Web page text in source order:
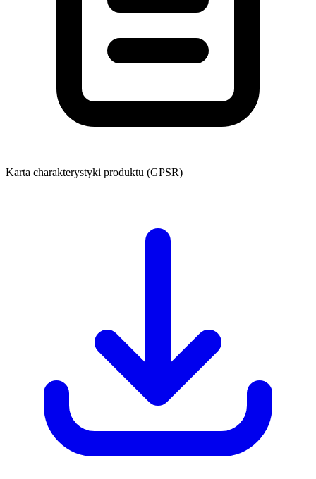
Karta charakterystyki produktu (GPSR)